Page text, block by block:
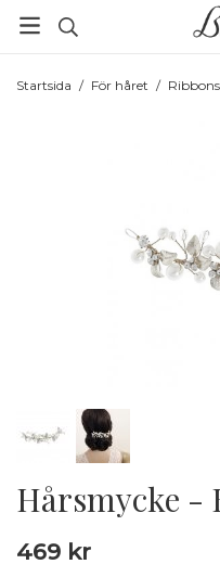
Startsida / För håret /
Hårsmycke -
469 kr